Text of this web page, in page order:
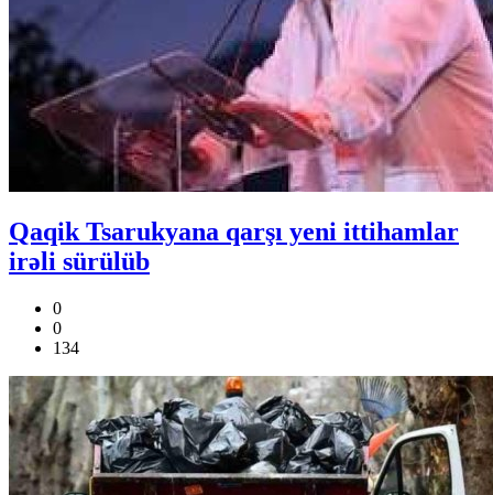
Qaqik Tsarukyana qarşı yeni ittihamlar
irəli sürülüb
0
0
134